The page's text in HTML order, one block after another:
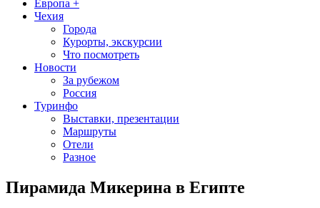
Европа +
Чехия
Города
Курорты, экскурсии
Что посмотреть
Новости
За рубежом
Россия
Туринфо
Выставки, презентации
Маршруты
Отели
Разное
Пирамида Микерина в Египте